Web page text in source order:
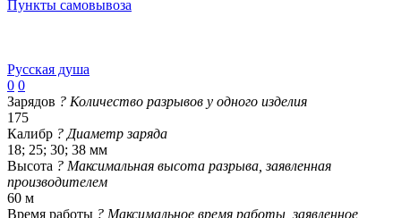
Пункты самовывоза
Русская душа
0 0
Зарядов ? Количество разрывов у одного изделия
175
Калибр ? Диаметр заряда
18; 25; 30; 38 мм
Высота ? Максимальная высота разрыва, заявленная
производителем
60 м
Время работы ? Максимальное время работы, заявленное